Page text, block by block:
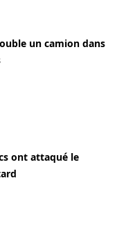
un camion dans
ont attaqué le